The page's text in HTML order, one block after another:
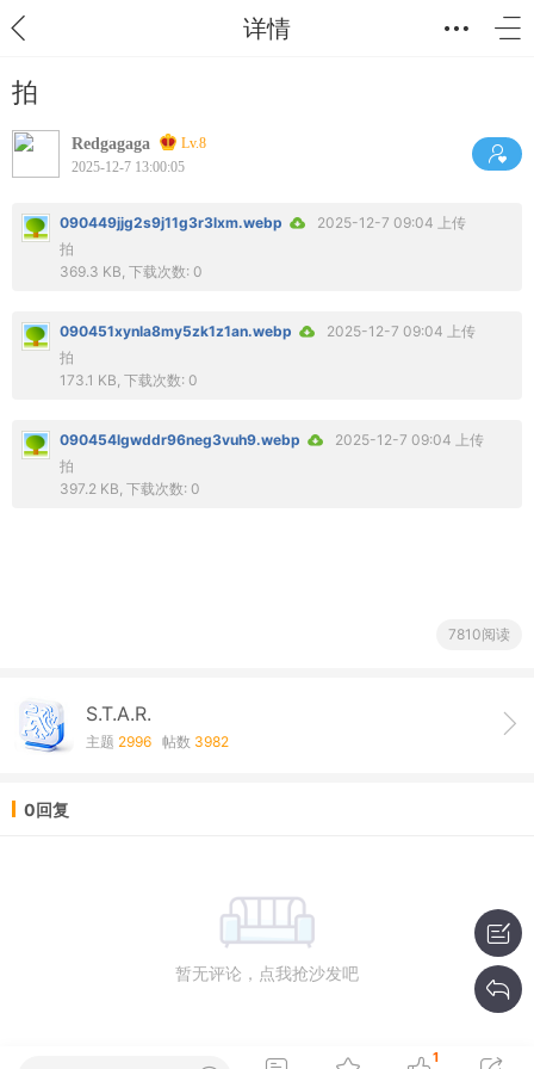
详情
拍
Redgagaga
Lv.8
2025-12-7 13:00:05
090449jjg2s9j11g3r3lxm.webp
2025-12-7 09:04 上传
拍
369.3 KB, 下载次数: 0
090451xynla8my5zk1z1an.webp
2025-12-7 09:04 上传
拍
173.1 KB, 下载次数: 0
090454lgwddr96neg3vuh9.webp
2025-12-7 09:04 上传
拍
397.2 KB, 下载次数: 0
7810阅读
S.T.A.R.
主题 2996 帖数 3982
0回复
暂无评论，点我抢沙发吧
1